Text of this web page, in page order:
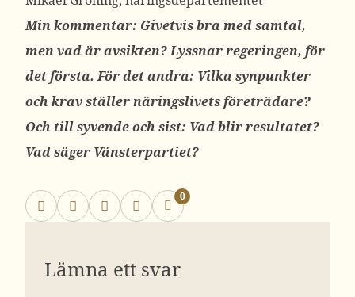
Min kommentar: Givetvis bra med samtal,
men vad är avsikten? Lyssnar regeringen, för
det första. För det andra: Vilka synpunkter
och krav ställer näringslivets företrädare?
Och till syvende och sist: Vad blir resultatet?
Vad säger Vänsterpartiet?
0
Lämna ett svar